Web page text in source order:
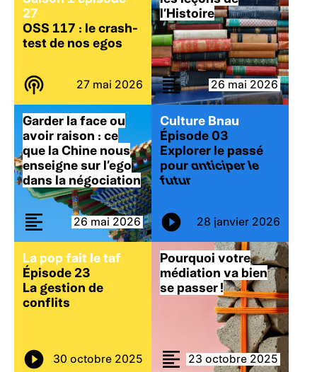
27
OSS 117 : le crash-
test de nos egos
27 mai 2026
l’Histoire
26 mai 2026
Garder la face ou
avoir raison : ce
que la Chine nous
enseigne sur l’ego
dans la négociation
26 mai 2026
Culture Bnau
Épisode 03
Explorer le passé
pouranticiper le
futur
28 janvier 2026
La pop fait le taf
Épisode 23
La gestion de
conflits
30 octobre 2025
Pourquoi votre
médiation va bien
se passer !
23 octobre 2025